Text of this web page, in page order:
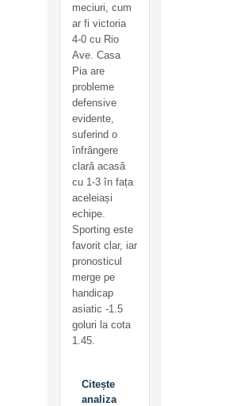
meciuri, cum
ar fi victoria
4-0 cu Rio
Ave. Casa
Pia are
probleme
defensive
evidente,
suferind o
înfrângere
clară acasă
cu 1-3 în fața
aceleiași
echipe.
Sporting este
favorit clar, iar
pronosticul
merge pe
handicap
asiatic -1.5
goluri la cota
1.45.
Citește
analiza